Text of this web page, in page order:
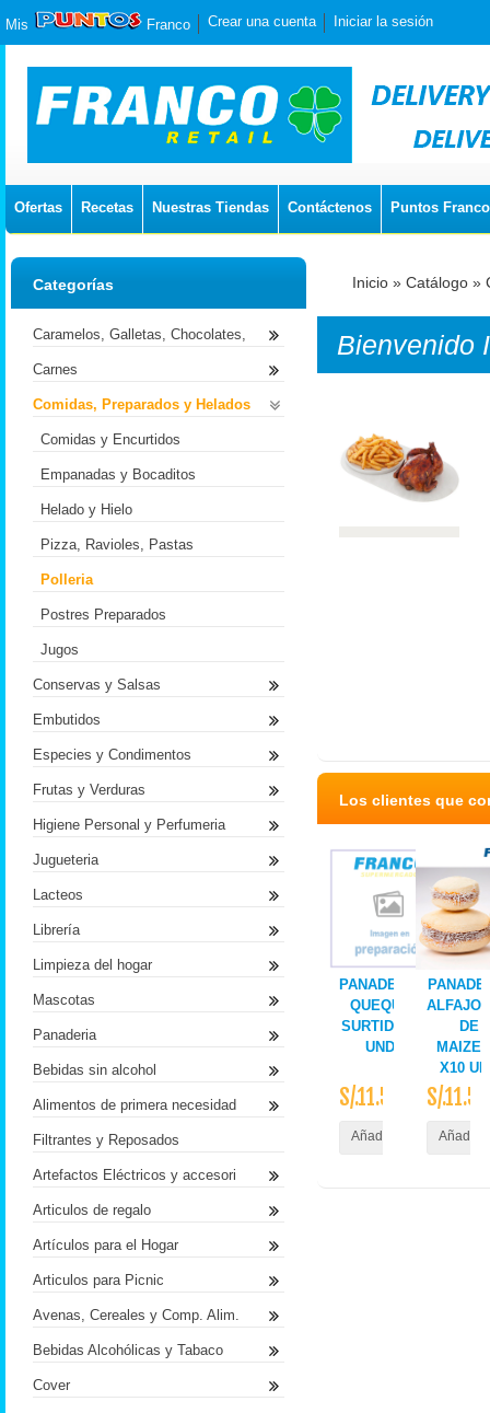
Mis Franco Crear una cuenta Iniciar la sesión
Ofertas Recetas Nuestras Tiendas Contáctenos Puntos Franco
Inicio » Catálogo »
Bienvenido
Los clientes que
PANADERIA
QUEQUE
SURTIDO X
UND
S/.11.50
Añadir al Carrito
DE
X10
S/.11.50
Añadir
Categorías
Caramelos, Galletas, Chocolates,
Carnes
Comidas, Preparados y Helados
Comidas y Encurtidos
Empanadas y Bocaditos
Helado y Hielo
Pizza, Ravioles, Pastas
Polleria
Postres Preparados
Jugos
Conservas y Salsas
Embutidos
Especies y Condimentos
Frutas y Verduras
Higiene Personal y Perfumeria
Jugueteria
Lacteos
Librería
Limpieza del hogar
Mascotas
Panaderia
Bebidas sin alcohol
Alimentos de primera necesidad
Filtrantes y Reposados
Artefactos Eléctricos y accesori
Articulos de regalo
Artículos para el Hogar
Articulos para Picnic
Avenas, Cereales y Comp. Alim.
Bebidas Alcohólicas y Tabaco
Cover